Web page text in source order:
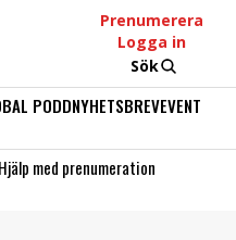
Prenumerera
Logga in
Sök
PODDNYHETSBREVEVENT
Hjälp med prenumeration